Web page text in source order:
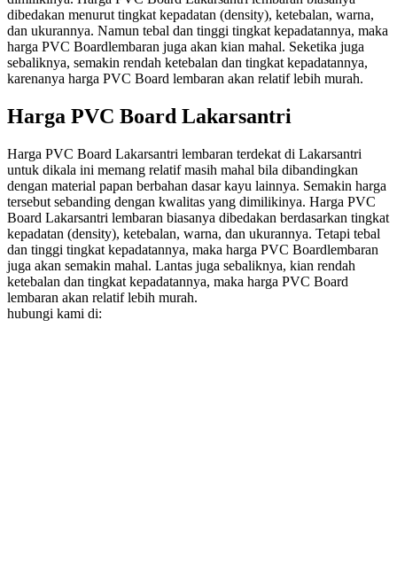
dibedakan menurut tingkat kepadatan (density), ketebalan, warna,
dan ukurannya. Namun tebal dan tinggi tingkat kepadatannya, maka
harga PVC Boardlembaran juga akan kian mahal. Seketika juga
sebaliknya, semakin rendah ketebalan dan tingkat kepadatannya,
karenanya harga PVC Board lembaran akan relatif lebih murah.
Harga PVC Board Lakarsantri
Harga PVC Board Lakarsantri lembaran terdekat di Lakarsantri
untuk dikala ini memang relatif masih mahal bila dibandingkan
dengan material papan berbahan dasar kayu lainnya. Semakin harga
tersebut sebanding dengan kwalitas yang dimilikinya. Harga PVC
Board Lakarsantri lembaran biasanya dibedakan berdasarkan tingkat
kepadatan (density), ketebalan, warna, dan ukurannya. Tetapi tebal
dan tinggi tingkat kepadatannya, maka harga PVC Boardlembaran
juga akan semakin mahal. Lantas juga sebaliknya, kian rendah
ketebalan dan tingkat kepadatannya, maka harga PVC Board
lembaran akan relatif lebih murah.
hubungi kami di: